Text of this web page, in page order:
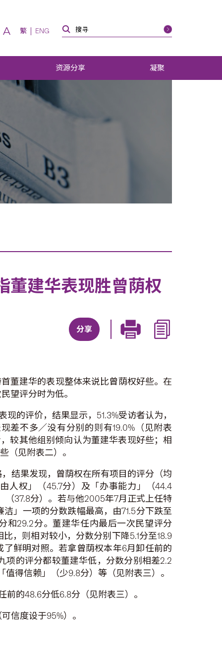
A 繁 ENG
资源分享 凝聚
董建华表现胜曾荫权
分享
董建华的表现整体来说比曾荫权好些。在
望评分时为低。
的评价，结果显示，51.3%受访者认为，
差不多／没有分别的则有19.0%（见附表
较其他组别倾向认为董建华表现好些；相
（见附表二）。
结果发现，曾荫权在所有项目的评分（均
人权」（45.7分）及「办事能力」（44.4
37.8分）。若与他2005年7月正式上任特
」一项的分数跌幅最高，由71.5分下跌至
和29.2分。董建华任内最后一次民望评分
，则相对较小，分数分别下降5.1分至18.9
鲜明对照。若拿曾荫权本年6月卸任前的
项的评分都较董建华低，分数分别相差2.2
得信赖」（少9.8分）等（见附表三）。
的48.6分低6.8分（见附表三）。
信度设于95%）。